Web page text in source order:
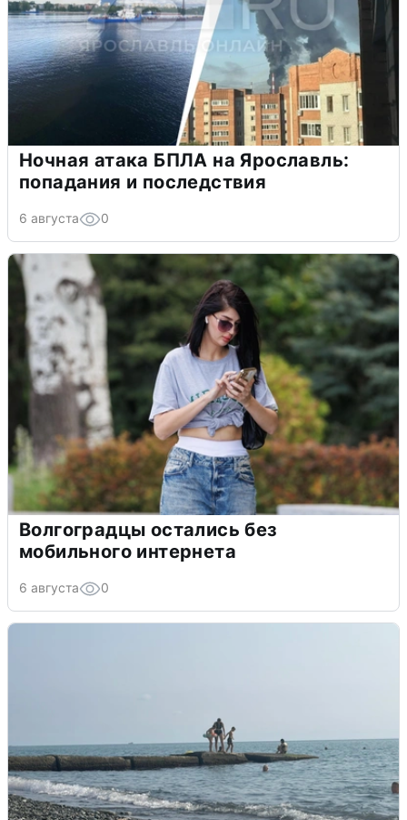
Ночная атака БПЛА на Ярославль:
попадания и последствия
6 августа 0
Волгоградцы остались без
мобильного интернета
6 августа 0